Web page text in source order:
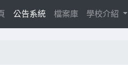
(current)
公告系統 檔案庫 學校介紹